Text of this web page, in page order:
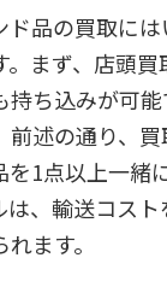
ド品の買取に
まず、店頭
持ち込みが可
述の通り、
を1点以上一緒
は、輸送コス
ます。